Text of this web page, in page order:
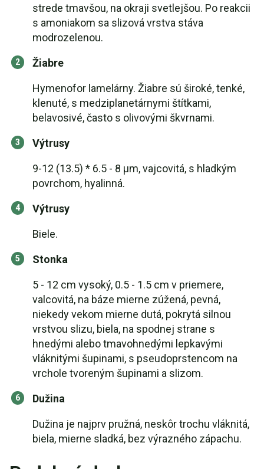
strede tmavšou, na okraji svetlejšou. Po reakcii
s amoniakom sa slizová vrstva stáva
modrozelenou.
Žiabre
Hymenofor lamelárny. Žiabre sú široké, tenké,
klenuté, s medziplanetárnymi štítkami,
belavosivé, často s olivovými škvrnami.
Výtrusy
9-12 (13.5) * 6.5 - 8 μm, vajcovitá, s hladkým
povrchom, hyalinná.
Výtrusy
Biele.
Stonka
5 - 12 cm vysoký, 0.5 - 1.5 cm v priemere,
valcovitá, na báze mierne zúžená, pevná,
niekedy vekom mierne dutá, pokrytá silnou
vrstvou slizu, biela, na spodnej strane s
hnedými alebo tmavohnedými lepkavými
vláknitými šupinami, s pseudoprstencom na
vrchole tvoreným šupinami a slizom.
Dužina
Dužina je najprv pružná, neskôr trochu vláknitá,
biela, mierne sladká, bez výrazného zápachu.